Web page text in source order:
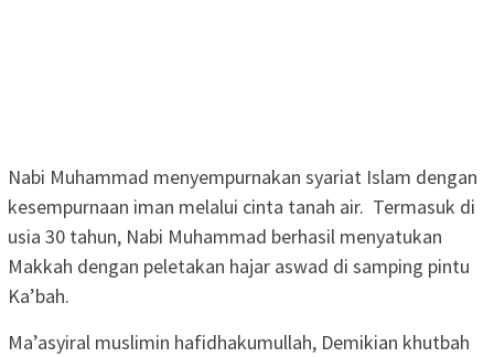
Nabi Muhammad menyempurnakan syariat Islam dengan
kesempurnaan iman melalui cinta tanah air. Termasuk di
usia 30 tahun, Nabi Muhammad berhasil menyatukan
Makkah dengan peletakan hajar aswad di samping pintu
Ka’bah.
Ma’asyiral muslimin hafidhakumullah, Demikian khutbah